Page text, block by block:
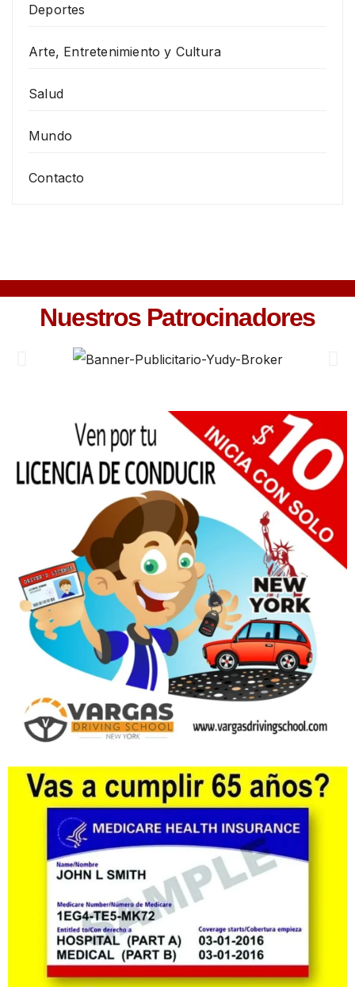
Deportes
Arte, Entretenimiento y Cultura
Salud
Mundo
Contacto
Nuestros Patrocinadores